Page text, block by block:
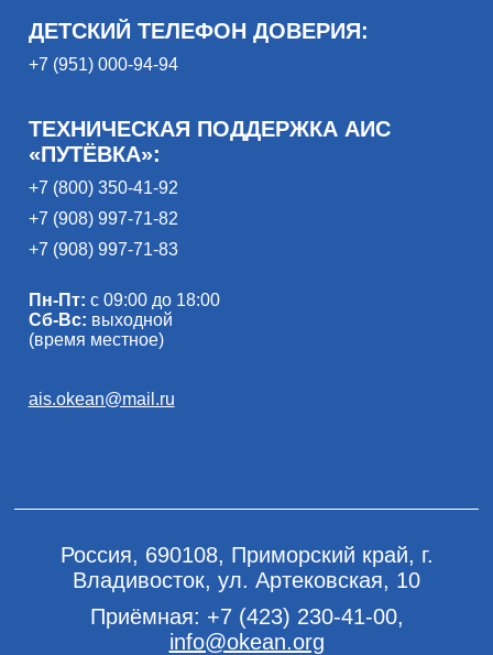
ДЕТСКИЙ ТЕЛЕФОН ДОВЕРИЯ:
+7 (951) 000-94-94
ТЕХНИЧЕСКАЯ ПОДДЕРЖКА АИС
«ПУТЁВКА»:
+7 (800) 350-41-92
+7 (908) 997-71-82
+7 (908) 997-71-83
Пн-Пт: с 09:00 до 18:00
Сб-Вс: выходной
(время местное)
ais.okean@mail.ru
Россия, 690108, Приморский край, г.
Владивосток, ул. Артековская, 10
Приёмная: +7 (423) 230-41-00,
info@okean.org